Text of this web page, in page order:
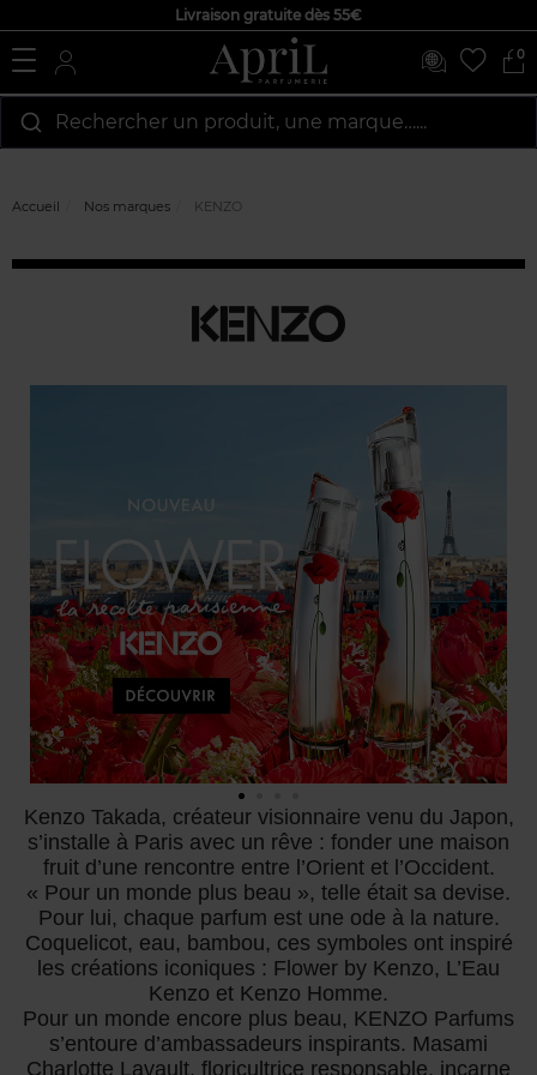
Livraison gratuite dès 55€
0
Rechercher un produit, une marque…...
Accueil Nos marques KENZO
Kenzo Takada, créateur visionnaire venu du Japon,
s’installe à Paris avec un rêve : fonder une maison
fruit d’une rencontre entre l’Orient et l’Occident.
« Pour un monde plus beau », telle était sa devise.
Pour lui, chaque parfum est une ode à la nature.
Coquelicot, eau, bambou, ces symboles ont inspiré
les créations iconiques : Flower by Kenzo, L’Eau
Kenzo et Kenzo Homme.
Pour un monde encore plus beau, KENZO Parfums
s’entoure d’ambassadeurs inspirants. Masami
Charlotte Lavault, floricultrice responsable, incarne